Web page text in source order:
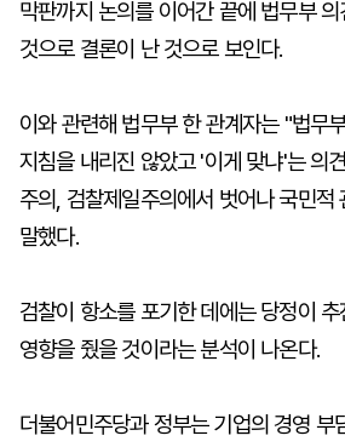
막판까지 논의를 이어간 끝에 법무부
것으로 결론이 난 것으로 보인다.
이와 관련해 법무부 한 관계자는 "법무
지침을 내리진 않았고 '이게 맞냐'는 의
주의, 검찰제일주의에서 벗어나 국민적
말했다.
검찰이 항소를 포기한 데에는 당정이
영향을 줬을 것이라는 분석이 나온다.
더불어민주당과 정부는 기업의 경영 부